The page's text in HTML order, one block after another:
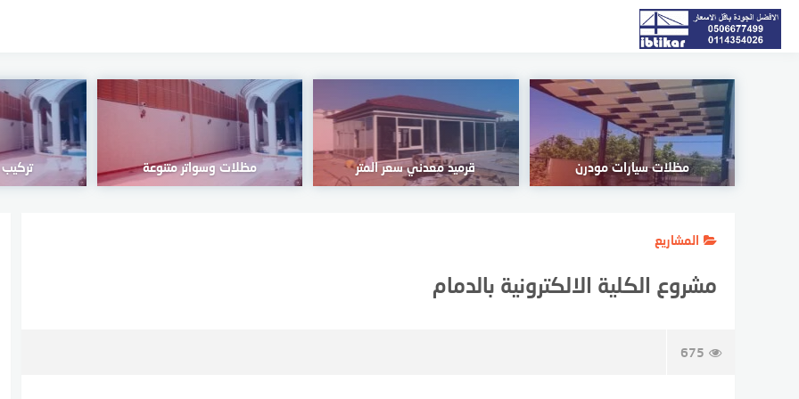
التجاوز
المحتوى
مظلات سيارات مودرن قرميد معدني سعر المتر مظلات وسواتر متنوعة تركيب
المشاريع
مشروع الكلية الالكترونية بالدمام
675